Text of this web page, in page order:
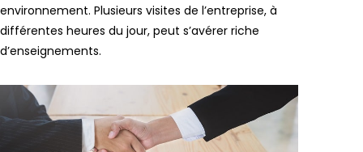
environnement. Plusieurs visites de l’entreprise, à
différentes heures du jour, peut s’avérer riche
d’enseignements.